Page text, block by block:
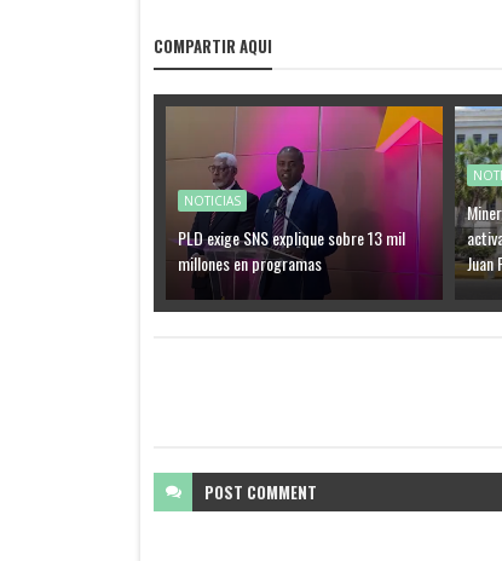
COMPARTIR AQUI
NOTICIAS
PLD exige SNS explique sobre 13 mil
millones en programas
Juan
POST COMMENT